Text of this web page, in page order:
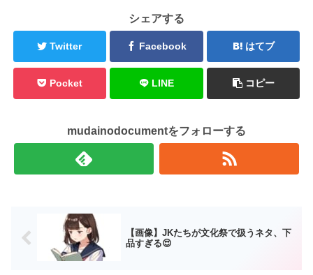
シェアする
Twitter Facebook はてブ
Pocket LINE コピー
mudainodocumentをフォローする
【画像】JKたちが文化祭で扱うネタ、下
品すぎる😍